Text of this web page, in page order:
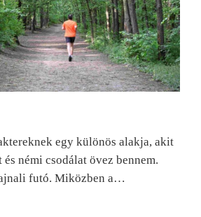
egy különös alakja, akit
némi csodálat övez bennem.
futó. Miközben a…